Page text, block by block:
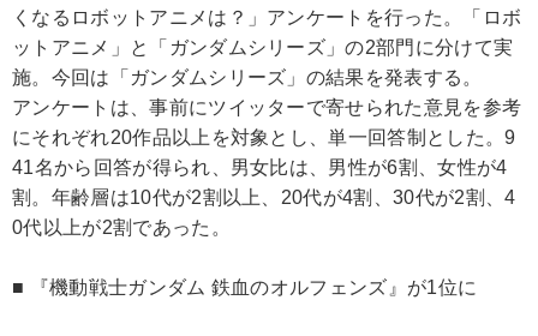
くなるロボットアニメは？」アンケートを行った。「ロボ
ットアニメ」と「ガンダムシリーズ」の2部門に分けて実
施。今回は「ガンダムシリーズ」の結果を発表する。
アンケートは、事前にツイッターで寄せられた意見を参考
にそれぞれ20作品以上を対象とし、単一回答制とした。9
41名から回答が得られ、男女比は、男性が6割、女性が4
割。年齢層は10代が2割以上、20代が4割、30代が2割、4
0代以上が2割であった。
■ 『機動戦士ガンダム 鉄血のオルフェンズ』が1位に